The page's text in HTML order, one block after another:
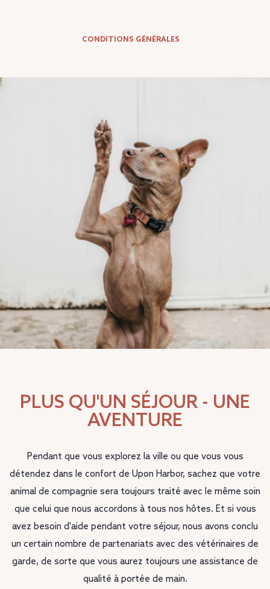
CONDITIONS GÉNÉRALES
PLUS QU'UN SÉJOUR - UNE
AVENTURE
Pendant que vous explorez la ville ou que vous vous
détendez dans le confort de Upon Harbor, sachez que votre
animal de compagnie sera toujours traité avec le même soin
que celui que nous accordons à tous nos hôtes. Et si vous
avez besoin d'aide pendant votre séjour, nous avons conclu
un certain nombre de partenariats avec des vétérinaires de
garde, de sorte que vous aurez toujours une assistance de
qualité à portée de main.